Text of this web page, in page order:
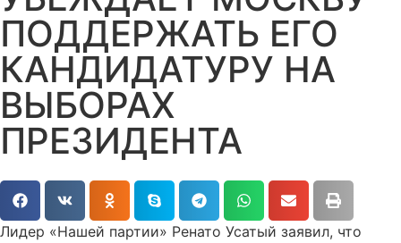
ПОДДЕРЖАТЬ ЕГО
КАНДИДАТУРУ НА
ВЫБОРАХ
ПРЕЗИДЕНТА
Лидер «Нашей партии» Ренато Усатый заявил, что